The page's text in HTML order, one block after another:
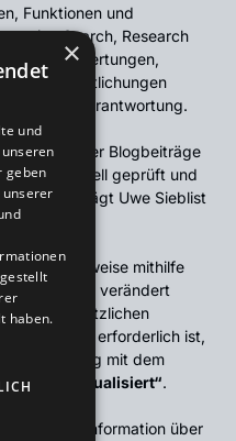
Funktionen und
Search, Research
Bewertungen,
Veröffentlichungen
Verantwortung.
der Blogbeiträge
redaktionell geprüft und
trägt Uwe Sieblist
Search.
oder teilweise mithilfe
wesentlich verändert
gesetzlichen
erforderlich ist,
mit dem
„✦ KI-visualisiert“.
Information über
×
und
geben
haben.